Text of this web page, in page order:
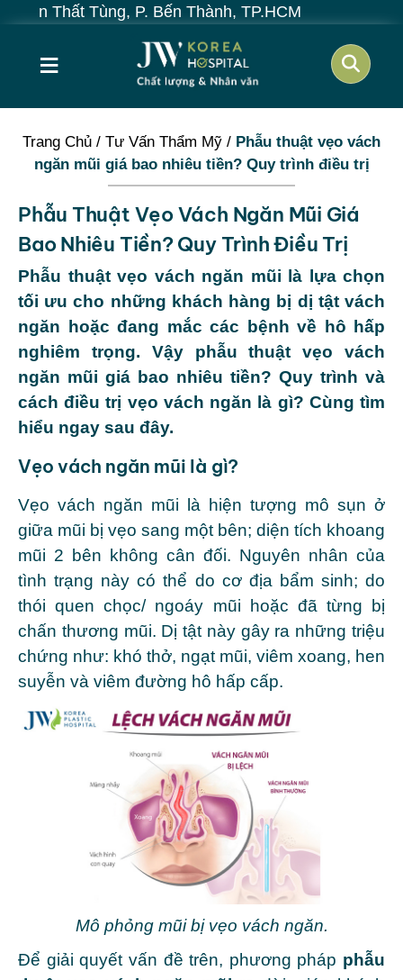
Tùng, P. Bến Thành, TP.HCM
≡
Trang Chủ / Tư Vấn Thẩm Mỹ / Phẫu thuật vẹo vách
ngăn mũi giá bao nhiêu tiền? Quy trình điều trị
Phẫu Thuật Vẹo Vách Ngăn Mũi Giá
Bao Nhiêu Tiền? Quy Trình Điều Trị
Phẫu thuật vẹo vách ngăn mũi là lựa chọn
tối ưu cho những khách hàng bị dị tật vách
ngăn hoặc đang mắc các bệnh về hô hấp
nghiêm trọng. Vậy phẫu thuật vẹo vách
ngăn mũi giá bao nhiêu tiền? Quy trình và
cách điều trị vẹo vách ngăn là gì? Cùng tìm
hiểu ngay sau đây.
Vẹo vách ngăn mũi là gì?
Vẹo vách ngăn mũi là hiện tượng mô sụn ở
giữa mũi bị vẹo sang một bên; diện tích khoang
mũi 2 bên không cân đối. Nguyên nhân của
tình trạng này có thể do cơ địa bẩm sinh; do
thói quen chọc/ ngoáy mũi hoặc đã từng bị
chấn thương mũi. Dị tật này gây ra những triệu
chứng như: khó thở, ngạt mũi, viêm xoang, hen
suyễn và viêm đường hô hấp cấp.
Mô phỏng mũi bị vẹo vách ngăn.
Để giải quyết vấn đề trên, phương pháp phẫu